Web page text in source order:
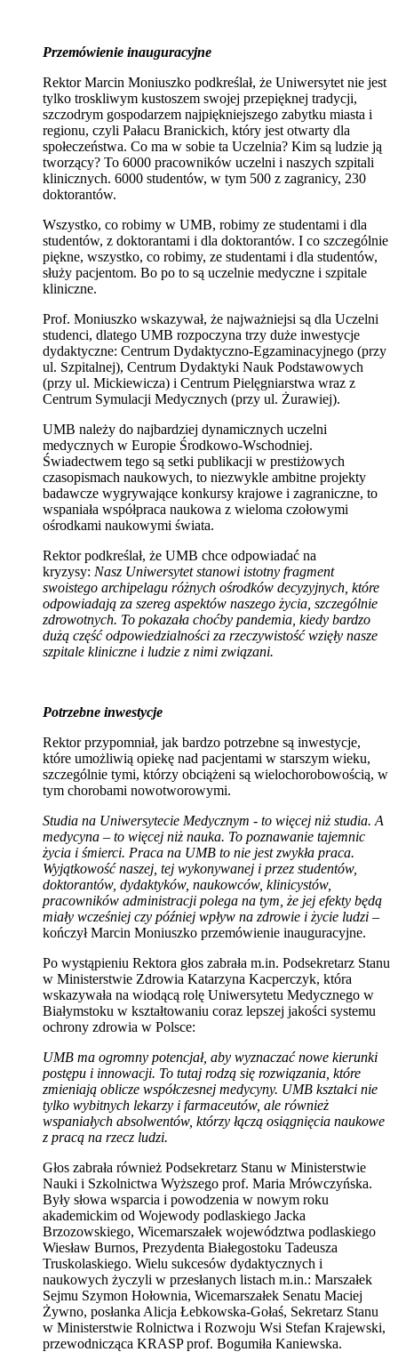
Przemówienie inauguracyjne
Rektor Marcin Moniuszko podkreślał, że Uniwersytet nie jest
tylko troskliwym kustoszem swojej przepięknej tradycji,
szczodrym gospodarzem najpiękniejszego zabytku miasta i
regionu, czyli Pałacu Branickich, który jest otwarty dla
społeczeństwa. Co ma w sobie ta Uczelnia? Kim są ludzie ją
tworzący? To 6000 pracowników uczelni i naszych szpitali
klinicznych. 6000 studentów, w tym 500 z zagranicy, 230
doktorantów.
Wszystko, co robimy w UMB, robimy ze studentami i dla
studentów, z doktorantami i dla doktorantów. I co szczególnie
piękne, wszystko, co robimy, ze studentami i dla studentów,
służy pacjentom. Bo po to są uczelnie medyczne i szpitale
kliniczne.
Prof. Moniuszko wskazywał, że najważniejsi są dla Uczelni
studenci, dlatego UMB rozpoczyna trzy duże inwestycje
dydaktyczne: Centrum Dydaktyczno-Egzaminacyjnego (przy
ul. Szpitalnej), Centrum Dydaktyki Nauk Podstawowych
(przy ul. Mickiewicza) i Centrum Pielęgniarstwa wraz z
Centrum Symulacji Medycznych (przy ul. Żurawiej).
UMB należy do najbardziej dynamicznych uczelni
medycznych w Europie Środkowo-Wschodniej.
Świadectwem tego są setki publikacji w prestiżowych
czasopismach naukowych, to niezwykle ambitne projekty
badawcze wygrywające konkursy krajowe i zagraniczne, to
wspaniała współpraca naukowa z wieloma czołowymi
ośrodkami naukowymi świata.
Rektor podkreślał, że UMB chce odpowiadać na
kryzysy: Nasz Uniwersytet stanowi istotny fragment
swoistego archipelagu różnych ośrodków decyzyjnych, które
odpowiadają za szereg aspektów naszego życia, szczególnie
zdrowotnych. To pokazała choćby pandemia, kiedy bardzo
dużą część odpowiedzialności za rzeczywistość wzięły nasze
szpitale kliniczne i ludzie z nimi związani.
Potrzebne inwestycje
Rektor przypomniał, jak bardzo potrzebne są inwestycje,
które umożliwią opiekę nad pacjentami w starszym wieku,
szczególnie tymi, którzy obciążeni są wielochorobowością, w
tym chorobami nowotworowymi.
Studia na Uniwersytecie Medycznym - to więcej niż studia. A
medycyna – to więcej niż nauka. To poznawanie tajemnic
życia i śmierci. Praca na UMB to nie jest zwykła praca.
Wyjątkowość naszej, tej wykonywanej i przez studentów,
doktorantów, dydaktyków, naukowców, klinicystów,
pracowników administracji polega na tym, że jej efekty będą
miały wcześniej czy później wpływ na zdrowie i życie ludzi –
kończył Marcin Moniuszko przemówienie inauguracyjne.
Po wystąpieniu Rektora głos zabrała m.in. Podsekretarz Stanu
w Ministerstwie Zdrowia Katarzyna Kacperczyk, która
wskazywała na wiodącą rolę Uniwersytetu Medycznego w
Białymstoku w kształtowaniu coraz lepszej jakości systemu
ochrony zdrowia w Polsce:
UMB ma ogromny potencjał, aby wyznaczać nowe kierunki
postępu i innowacji. To tutaj rodzą się rozwiązania, które
zmieniają oblicze współczesnej medycyny. UMB kształci nie
tylko wybitnych lekarzy i farmaceutów, ale również
wspaniałych absolwentów, którzy łączą osiągnięcia naukowe
z pracą na rzecz ludzi.
Głos zabrała również Podsekretarz Stanu w Ministerstwie
Nauki i Szkolnictwa Wyższego prof. Maria Mrówczyńska.
Były słowa wsparcia i powodzenia w nowym roku
akademickim od Wojewody podlaskiego Jacka
Brzozowskiego, Wicemarszałek województwa podlaskiego
Wiesław Burnos, Prezydenta Białegostoku Tadeusza
Truskolaskiego. Wielu sukcesów dydaktycznych i
naukowych życzyli w przesłanych listach m.in.: Marszałek
Sejmu Szymon Hołownia, Wicemarszałek Senatu Maciej
Żywno, posłanka Alicja Łebkowska-Gołaś, Sekretarz Stanu
w Ministerstwie Rolnictwa i Rozwoju Wsi Stefan Krajewski,
przewodnicząca KRASP prof. Bogumiła Kaniewska.